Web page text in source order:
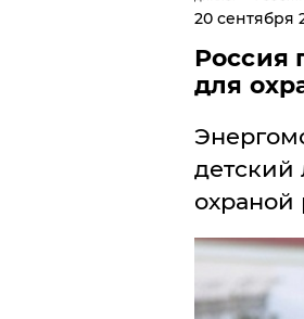
20 сентября
Россия
для
детский
охраной